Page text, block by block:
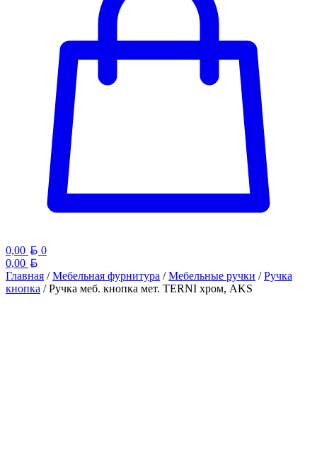
0,00 Белорусский рубль
0
0,00
Главная /Мебельная фурнитура /Мебельные ручки /Ручка
кнопка / Ручка меб. кнопка мет. TERNI хром, AKS